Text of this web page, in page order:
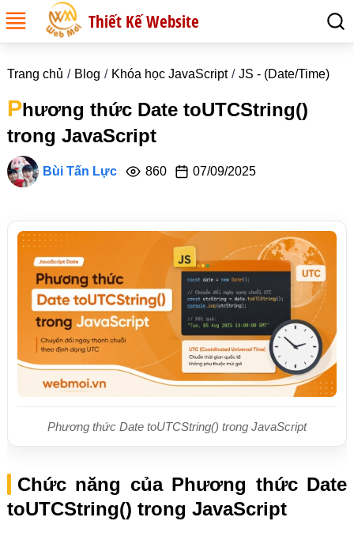
Thiết Kế Website
Trang chủ Blog Khóa học JavaScript JS - (Date/Time)
Phương thức Date toUTCString()
trong JavaScript
Bùi Tấn Lực 860 07/09/2025
Phương thức Date toUTCString() trong JavaScript
Chức năng của Phương thức Date
toUTCString() trong JavaScript